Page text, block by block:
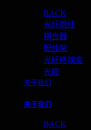
BACK
光纤跳线
耦合器
配线架
光纤终端盒
光缆
关于我们
关于我们
BACK